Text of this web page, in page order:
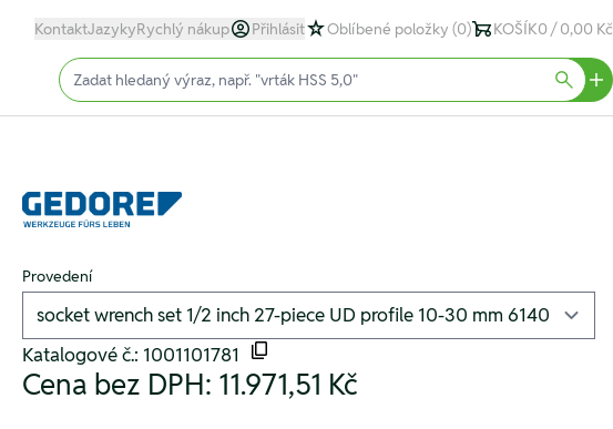
KontaktJazykyRychlý nákup Přihlásit Oblíbené položky (0) KOŠÍK0 / 0,00 Kč
Input (text)
Provedení
Katalogové č.: 1001101781
Cena bez DPH: 11.971,51 Kč